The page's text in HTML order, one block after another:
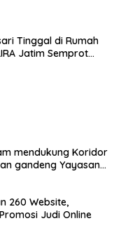
Tinggal di Rumah
Jatim Semprot
mendukung Koridor
gandeng Yayasan
260 Website,
Judi Online